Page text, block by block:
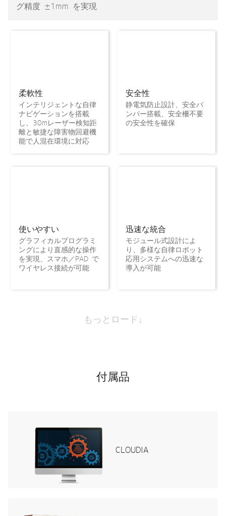
グ精度 ±1mm を実現
柔軟性
インテリジェントな自律
ナビゲーションを搭載
し、30mレーザー検知距
離と敏捷な障害物回避機
能で人混在環境に対応
安全性
静電気防止設計、安全バ
ンパー搭載、安全柵不要
の安全性を確保
使いやすい
グラフィカルプログラミ
ングにより直感的な操作
を実現、スマホ／PAD で
ワイヤレス接続が可能
迅速な統合
モジュール式設計によ
り、多様な自律ロボット
応用システムへの迅速な
導入が可能
もっとロード↓
付属品
CLOUDIA